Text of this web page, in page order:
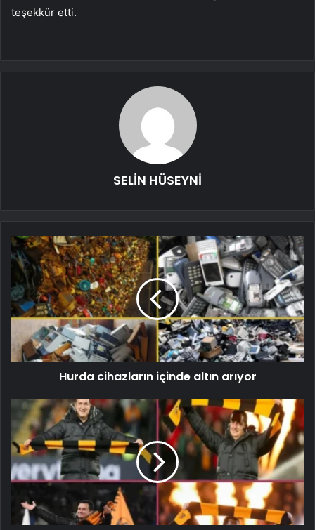
teşekkür etti.
SELİN HÜSEYNİ
Hurda cihazların içinde altın arıyor